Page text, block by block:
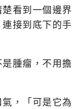
看到一個邊界
接到底下的手
是腫瘤，不用擔
氣，「可是它為